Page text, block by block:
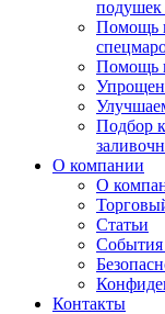
Помощь
Помощь
Подбор
О компании
О
Статьи
Контакты